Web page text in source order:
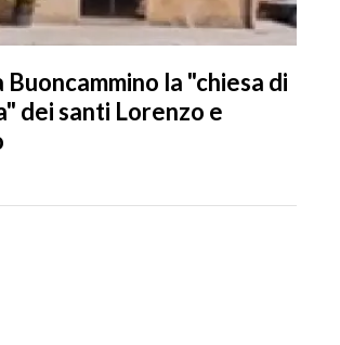
Buoncammino la "chiesa di
dei santi Lorenzo e